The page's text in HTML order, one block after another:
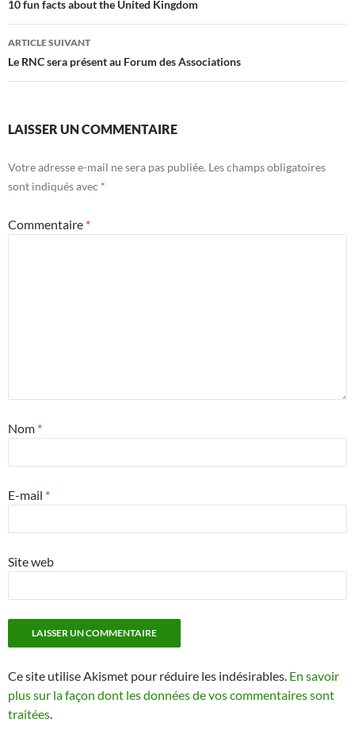
des
articles
10 fun facts about the United Kingdom
ARTICLE SUIVANT
Le RNC sera présent au Forum des Associations
LAISSER UN COMMENTAIRE
Votre adresse e-mail ne sera pas publiée. Les champs obligatoires
sont indiqués avec *
Commentaire *
Nom *
E-mail *
Site web
Ce site utilise Akismet pour réduire les indésirables. En savoir
plus sur la façon dont les données de vos commentaires sont
traitées